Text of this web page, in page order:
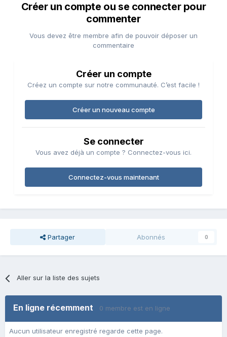
Créer un compte ou se connecter pour
commenter
Vous devez être membre afin de pouvoir déposer un
commentaire
Créer un compte
Créez un compte sur notre communauté. C’est facile !
Créer un nouveau compte
Se connecter
Vous avez déjà un compte ? Connectez-vous ici.
Connectez-vous maintenant
Partager Abonnés 0
Aller sur la liste des sujets
En ligne récemment 0 membre est en ligne
Aucun utilisateur enregistré regarde cette page.